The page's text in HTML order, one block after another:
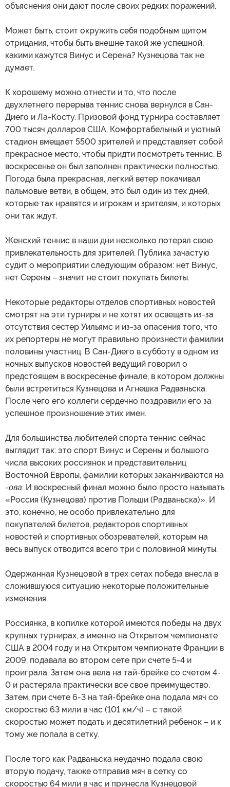
объяснения они дают после своих редких поражений.
Может быть, стоит окружить себя подобным щитом
отрицания, чтобы быть внешне такой же успешной,
какими кажутся Винус и Серена? Кузнецова так не
думает.
К хорошему можно отнести и то, что после
двухлетнего перерыва теннис снова вернулся в Сан-
Диего и Ла-Косту. Призовой фонд турнира составляет
700 тысяч долларов США. Комфортабельный и уютный
стадион вмещает 5500 зрителей и представляет собой
прекрасное место, чтобы придти посмотреть теннис. В
воскресенье он был заполнен практически полностью.
Погода была прекрасная, легкий ветер покачивал
пальмовые ветви, в общем, это был один из тех дней,
которые так нравятся и игрокам и зрителям, и которых
они так ждут.
Женский теннис в наши дни несколько потерял свою
привлекательность для зрителей. Публика зачастую
судит о мероприятии следующим образом: нет Винус,
нет Серены – значит не стоит покупать билеты.
Некоторые редакторы отделов спортивных новостей
смотрят на эти турниры и не хотят их освещать из-за
отсутствия сестер Уильямс и из-за опасения того, что
их репортеры не могут правильно произнести фамилии
половины участниц. В Сан-Диего в субботу в одном из
ночных выпусков новостей ведущий говорил о
предстоящем в воскресенье финале, в котором должны
были встретиться Кузнецова и Агнешка Радваньска.
После чего его коллеги сердечно поздравили его за
успешное произношение этих имен.
Для большинства любителей спорта теннис сейчас
выглядит так: это спорт Винус и Серены и большого
числа высоких россиянок и представительниц
Восточной Европы, фамилии которых заканчиваются на
-ова. И воскресный финал можно было просто называть
«Россия (Кузнецова) против Польши (Радваньска)». И
это, конечно, не особо привлекательно для
покупателей билетов, редакторов спортивных
новостей и спортивных обозревателей, которым на
весь выпуск отводится всего три с половиной минуты.
Одержанная Кузнецовой в трех сетах победа внесла в
сложившуюся ситуацию некоторые положительные
изменения.
Россиянка, в копилке которой имеются победы на двух
крупных турнирах, а именно на Открытом чемпионате
США в 2004 году и на Открытом чемпионате Франции в
2009, подавала во втором сете при счете 5-4 и
проиграла. Затем она вела на тай-брейке со счетом 4-
0 и растеряла практически все свое преимущество.
Затем, при счете 6-3 на тай-брейке она подала мяч со
скоростью 63 мили в час (101 км/ч) – с такой
скоростью может подать и десятилетний ребенок – и к
тому же попала в сетку.
После того как Радваньска неудачно подала свою
вторую подачу, также отправив мяч в сетку со
скоростью 64 мили в час и принесла Кузнецовой